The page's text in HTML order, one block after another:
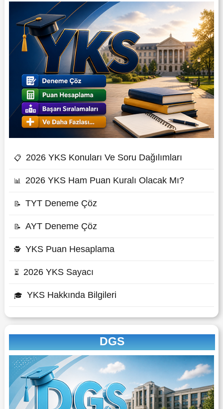
📋 2026 YKS Konuları Ve Soru Dağılımları
📊 2026 YKS Ham Puan Kuralı Olacak Mı?
📝 TYT Deneme Çöz
📝 AYT Deneme Çöz
🕵 YKS Puan Hesaplama
⏳ 2026 YKS Sayacı
🎓 YKS Hakkında Bilgileri
DGS